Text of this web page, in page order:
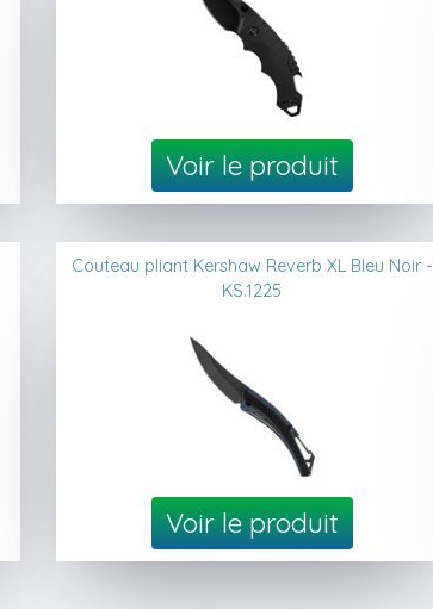
Voir le produit
Couteau pliant Kershaw Reverb XL Bleu Noir -
KS.1225
Voir le produit